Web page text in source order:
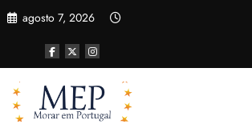
agosto 7, 2026